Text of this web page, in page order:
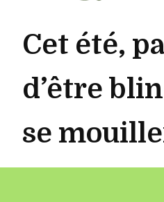
Cet été,
d’être
se